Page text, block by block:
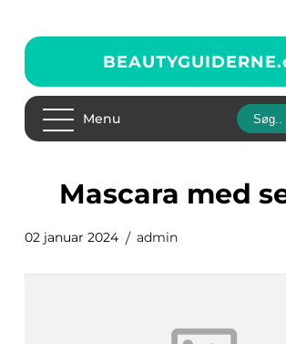
BEAUTYGUIDERNE.
Menu
mascara med
02 januar 2024 admin